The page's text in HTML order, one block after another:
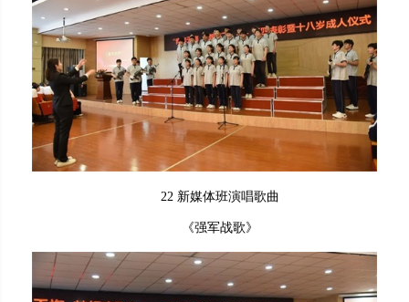
22 新媒体班演唱歌曲
《强军战歌》